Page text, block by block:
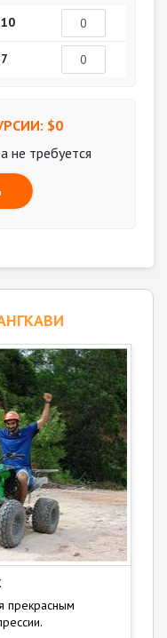
$0
не требуется
прекрасным